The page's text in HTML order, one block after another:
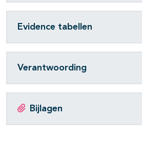
Evidence tabellen
Verantwoording
Bijlagen